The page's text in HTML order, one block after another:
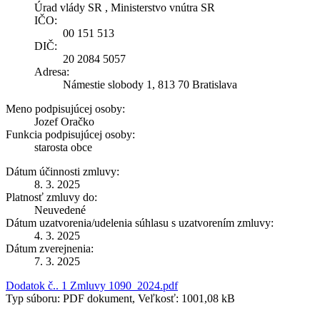
Úrad vlády SR , Ministerstvo vnútra SR
IČO:
00 151 513
DIČ:
20 2084 5057
Adresa:
Námestie slobody 1, 813 70 Bratislava
Meno podpisujúcej osoby:
Jozef Oračko
Funkcia podpisujúcej osoby:
starosta obce
Dátum účinnosti zmluvy:
8. 3. 2025
Platnosť zmluvy do:
Neuvedené
Dátum uzatvorenia/udelenia súhlasu s uzatvorením zmluvy:
4. 3. 2025
Dátum zverejnenia:
7. 3. 2025
Dodatok č.. 1 Zmluvy 1090_2024.pdf
Typ súboru: PDF dokument, Veľkosť: 1001,08 kB